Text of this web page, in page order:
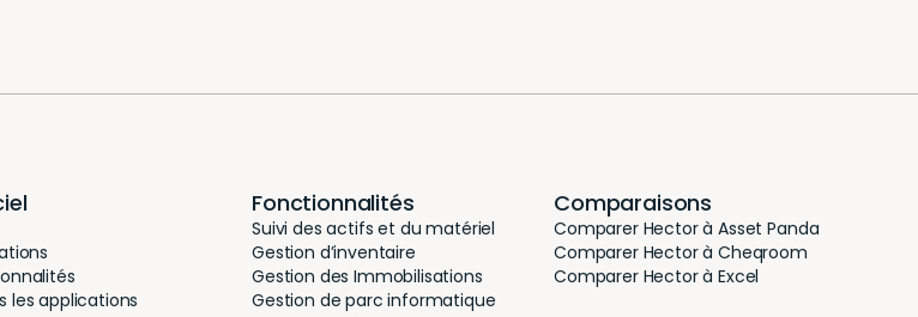
les applications
Fonctionnalités
Suivi des actifs et du matériel
Gestion d’inventaire
Gestion des Immobilisations
Gestion de parc informatique
Comparaisons
Comparer Hector à Asset Panda
Comparer Hector à Cheqroom
Comparer Hector à Excel